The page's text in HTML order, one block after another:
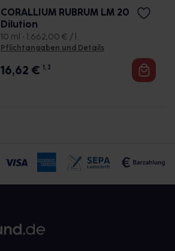
CORALLIUM RUBRUM LM 20
Dilution
10 ml • 1.662,00 € / l
Pflichtangaben und Details
16,62 € 1, 3